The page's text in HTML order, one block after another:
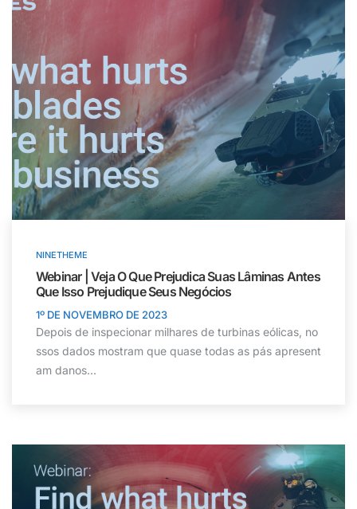
NINETHEME
Webinar | Veja O Que Prejudica Suas Lâminas Antes
Que Isso Prejudique Seus Negócios
1º DE NOVEMBRO DE 2023
Depois de inspecionar milhares de turbinas eólicas, no
ssos dados mostram que quase todas as pás apresent
am danos...